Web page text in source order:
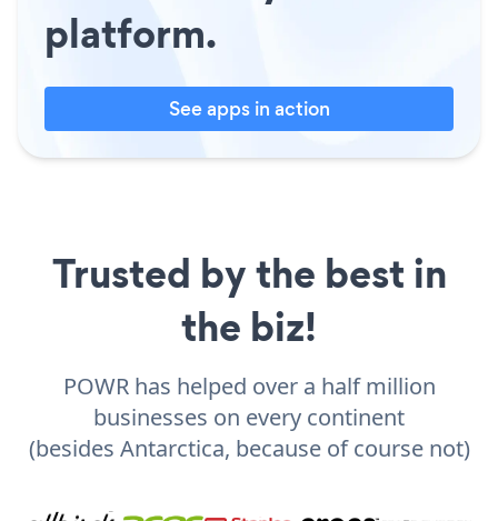
platform.
See apps in action
Trusted by the best in
the biz!
POWR has helped over a half million
businesses on every continent
(besides Antarctica, because of course not)